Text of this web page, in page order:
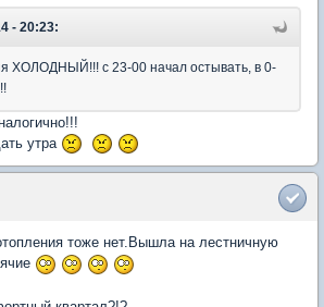
- 20:23:
ХОЛОДНЫЙ!!! с 23-00 начал остывать, в 0-
утра
тоже нет.Вышла на лестничную